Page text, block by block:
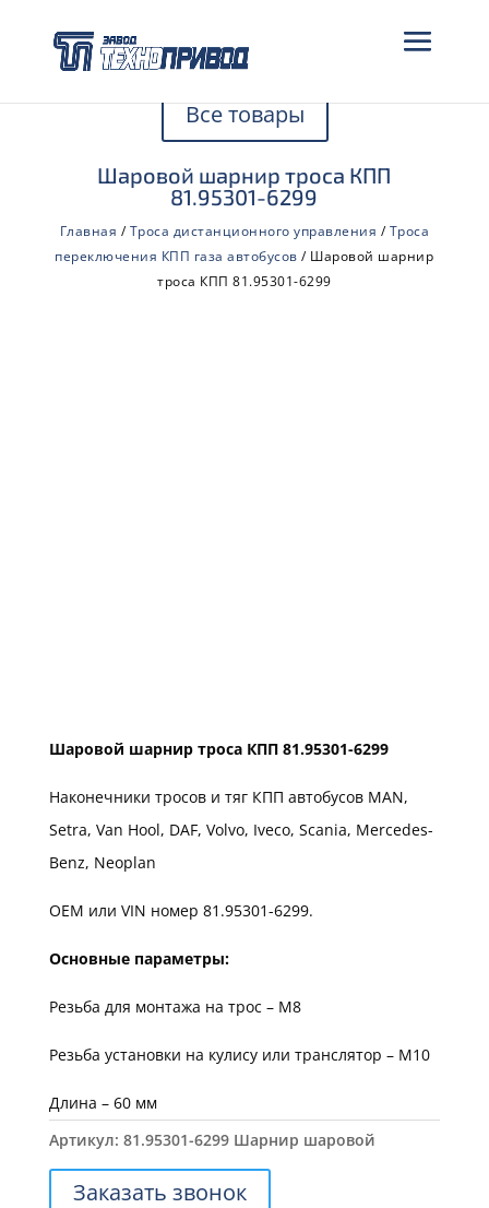
Все товары
Шаровой шарнир троса КПП
81.95301-6299
Главная /Троса дистанционного управления /Троса
переключения КПП газа автобусов / Шаровой шарнир
троса КПП 81.95301-6299
Шаровой шарнир троса КПП 81.95301-6299
Наконечники тросов и тяг КПП автобусов MAN,
Setra, Van Hool, DAF, Volvo, Iveco, Scania, Mercedes-
Benz, Neoplan
ОЕМ или VIN номер 81.95301-6299.
Основныепараметры:
Резьба для монтажа на трос – М8
Резьба установки на кулису или транслятор – М10
Длина – 60 мм
Артикул: 81.95301-6299 Шарнир шаровой
Заказать звонок